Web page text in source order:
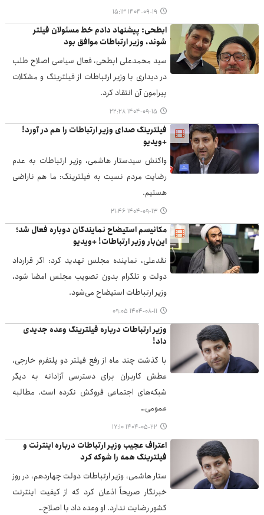
۱۴۰۴-۰۹-۱۹ ۱۵:۱۳
ابطحی: پیشنهاد دادم خط مسئولان فیلتر
شوند، وزیر ارتباطات موافق بود
سید محمدعلی ابطحی، فعال سیاسی اصلاح طلب
در دیداری با وزیر ارتباطات از فیلترینگ و مشکلات
پیرامون آن انتقاد کرد.
۱۴۰۴-۰۹-۱۵ ۲۲:۲۸
فیلترینگ صدای وزیر ارتباطات را هم در آورد!
+ویدیو
واکنش سیدستار هاشمی، وزیر ارتباطات به عدم
رضایت مردم نسبت به فیلترینگ: ما هم‌ ناراضی
هستیم.
۱۴۰۴-۰۹-۱۳ ۲۱:۴۶
مکانیسم استیضاح نمایندگان دوباره فعال شد؛
این‌بار وزیر ارتباطات! +ویدیو
نقدعلی، نماینده مجلس تهدید کرد: اگر قرارداد
دولت و تلگرام بدون تصویب مجلس امضا شود،
وزیر ارتباطات استیضاح می‌شود.
۱۴۰۴-۰۸-۱۱ ۰۹:۰۵
وزیر ارتباطات درباره فیلترینگ وعده جدیدی
داد!
با گذشت چند ماه از رفع فیلتر دو پلتفرم خارجی،
عطش کاربران برای دسترسی آزادانه به دیگر
شبکه‌های اجتماعی فروکش نکرده است. مطالبه
عمومی…
۱۴۰۴-۰۵-۲۲ ۱۷:۱۰
اعتراف عجیب وزیر ارتباطات درباره اینترنت و
فیلترینگ همه را شوکه کرد
ستار هاشمی، وزیر ارتباطات دولت چهاردهم، در روز
خبرنگار صریحاً اذعان کرد که از کیفیت اینترنت
کشور رضایت ندارد. او وعده داد با اصلاح…